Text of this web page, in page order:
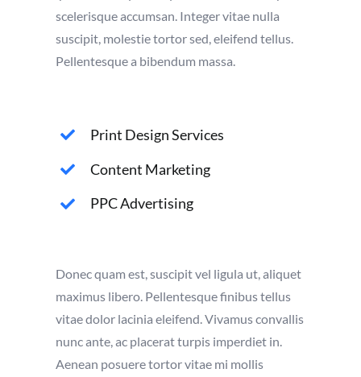
scelerisque accumsan. Integer vitae nulla
suscipit, molestie tortor sed, eleifend tellus.
Pellentesque a bibendum massa.
Print Design Services
Content Marketing
PPC Advertising
Donec quam est, suscipit vel ligula ut, aliquet
maximus libero. Pellentesque finibus tellus
vitae dolor lacinia eleifend. Vivamus convallis
nunc ante, ac placerat turpis imperdiet in.
Aenean posuere tortor vitae mi mollis